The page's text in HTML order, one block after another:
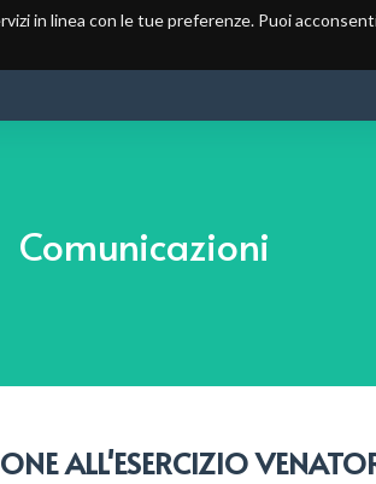
Comunicazioni
ALL'ESERCIZIO
in linea con le tue preferenze. Puoi